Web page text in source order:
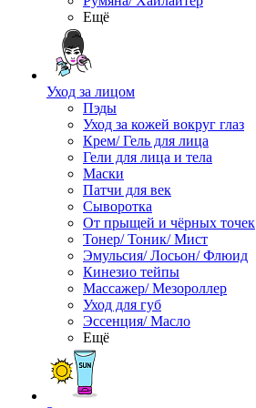
Ещё
Уход за лицом
Пэды
Уход за кожей вокруг глаз
Крем/ Гель для лица
Гели для лица и тела
Маски
Патчи для век
Сыворотка
От прыщей и чёрных точек
Тонер/ Тоник/ Мист
Эмульсия/ Лосьон/ Флюид
Кинезио тейпы
Массажер/ Мезороллер
Уход для губ
Эссенция/ Масло
Ещё